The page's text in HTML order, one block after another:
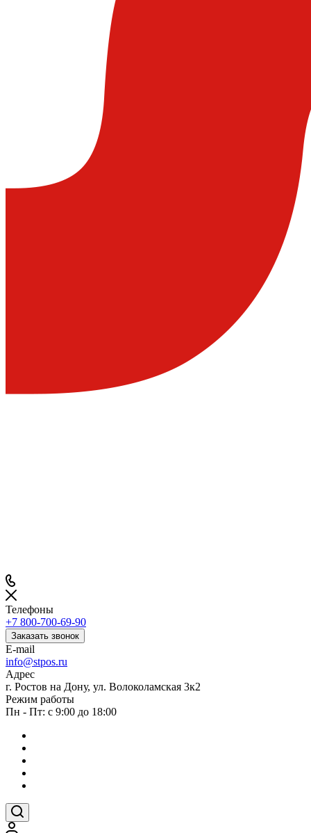
Телефоны
+7 800-700-69-90
Заказать звонок
E-mail
info@stpos.ru
Адрес
г. Ростов на Дону, ул. Волоколамская 3к2
Режим работы
Пн - Пт: с 9:00 до 18:00